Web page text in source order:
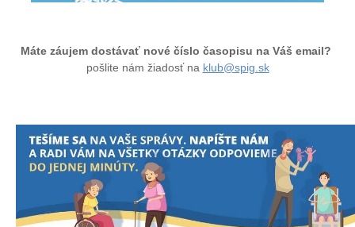
Máte záujem dostávať nové číslo časopisu na Váš email?
pošlite nám žiadosť na klub@spig.sk